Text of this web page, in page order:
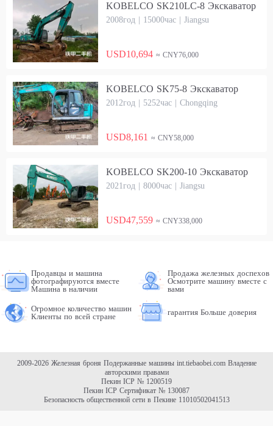
KOBELCO SK210LC-8 Экскаватор
2008год | 15000час | Jiangsu
USD10,694 ≈ CNY76,000
KOBELCO SK75-8 Экскаватор
2012год | 5252час | Chongqing
USD8,161 ≈ CNY58,000
KOBELCO SK200-10 Экскаватор
2021год | 8000час | Jiangsu
USD47,559 ≈ CNY338,000
Продавцы и машина
фотографируются вместе
Машина в наличии
Продажа железных доспехов
Осмотрите машину вместе с
вами
Огромное количество машин
Клиенты по всей стране
гарантия Больше доверия
2009-2026 Железная броня Подержанные машины int.tiebaobei.comВладение
авторскими правами
Пекин ICP № 1200519
Пекин ICP Сертификат № 130087
Безопасность общественной сети в Пекине 11010502041513